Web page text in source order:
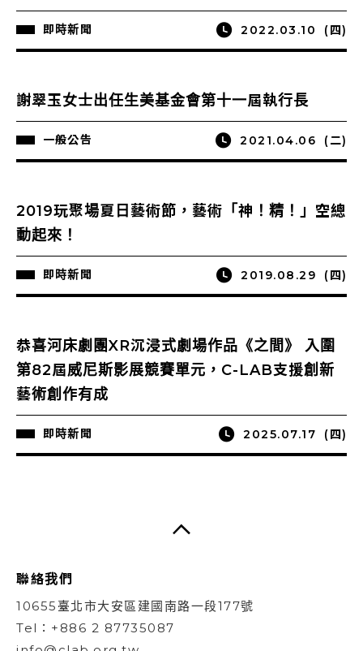
即時新聞 2022.03.10 (四)
謝翠玉女士出任生美基金會第十一屆執行長
一般公告 2021.04.06 (二)
2019玩聚場夏日藝術節，藝術「神！精！」空總
動起來！
即時新聞 2019.08.29 (四)
恭喜河床劇團XR沉浸式劇場作品《之間》 入圍
第82屆威尼斯影展競賽單元，C-LAB支援創新
藝術創作有成
即時新聞 2025.07.17 (四)
聯絡我們
10655臺北市大安區建國南路一段177號
Tel：+886 2 87735087